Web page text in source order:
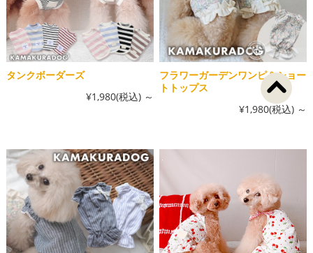
タンクボーダーズ
¥1,980(税込) ～
フラワーガーデンワンピ＆ショー
トトップス
¥1,980(税込) ～